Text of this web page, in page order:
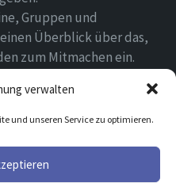
verwalten
und unseren Service zu optimieren.
Gruppen und
Überblick über das,
zum Mitmachen ein.
Umfeld wohlfühlen.